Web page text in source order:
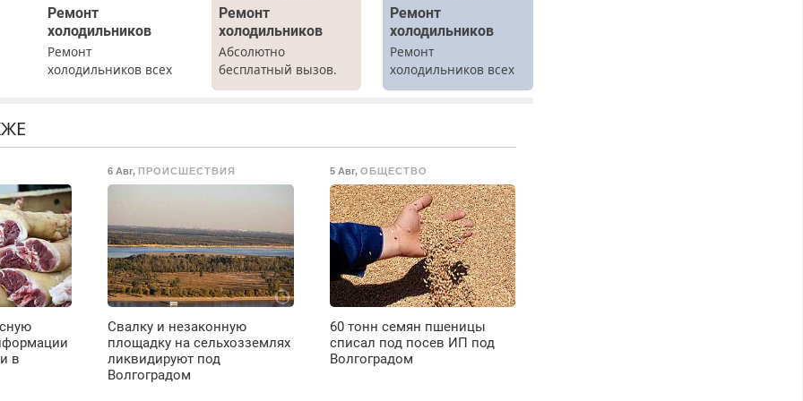
Ремонт
холодильников
Ремонт
холодильников всех
районы. Скидка.
Вызов бесплатный.
Ремонт
холодильников
Абсолютно
бесплатный вызов.
Ремонт
выходных.
Мастер со стажем.
Ремонт
холодильников
Ремонт
холодильников всех
марок на дому.
в
6 Авг, ПРОИСШЕСТВИЯ
Свалку и незаконную
площадку на сельхозземлях
ликвидируют под
Волгоградом
5 Авг, ОБЩЕСТВО
60 тонн семян пшеницы
списал под посев ИП под
Волгоградом